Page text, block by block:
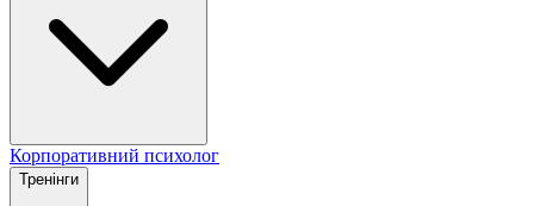
Корпоративний психолог
Тренінги